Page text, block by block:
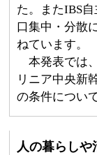
た。またIBS
口集中・分散
ねています。
本発表では
リニア中央新
の条件につい
人の暮らし